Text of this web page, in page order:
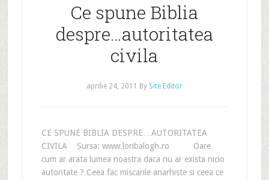
Ce spune Biblia
despre…autoritatea
civila
aprilie 24, 2011 By Site Editor
CE SPUNE BIBLIA DESPRE…AUTORITATEA
CIVILA Sursa: www.loribalogh.ro Oare
cum ar arata lumea noastra daca nu ar exista nicio
autoritate ? Ceea fac miscarile anarhiste si ceea ce